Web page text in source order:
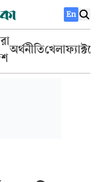
En
অর্থনীতিখেলা